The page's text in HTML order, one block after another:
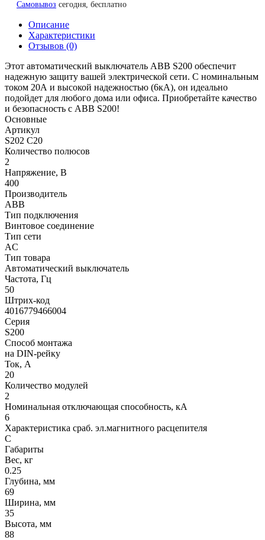
Самовывоз сегодня, бесплатно
Описание
Характеристики
Отзывов (0)
Этот автоматический выключатель ABB S200 обеспечит
надежную защиту вашей электрической сети. С номинальным
током 20А и высокой надежностью (6кА), он идеально
подойдет для любого дома или офиса. Приобретайте качество
и безопасность с ABB S200!
Основные
Артикул
S202 C20
Количество полюсов
2
Напряжение, В
400
Производитель
ABB
Тип подключения
Винтовое соединение
Тип сети
AC
Тип товара
Автоматический выключатель
Частота, Гц
50
Штрих-код
4016779466004
Серия
S200
Способ монтажа
на DIN-рейку
Ток, А
20
Количество модулей
2
Номинальная отключающая способность, кA
6
Характеристика сраб. эл.магнитного расцепителя
C
Габариты
Вес, кг
0.25
Глубина, мм
69
Ширина, мм
35
Высота, мм
88